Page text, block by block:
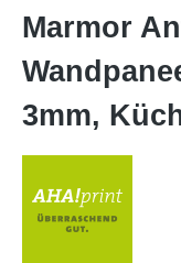
Marmor
3mm,